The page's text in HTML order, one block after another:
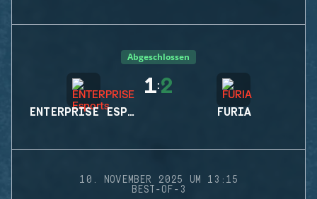
Abgeschlossen
ENTERPRISE ESPORTS
1:2
FURIA
10. NOVEMBER 2025 UM 13:15
BEST-OF-3